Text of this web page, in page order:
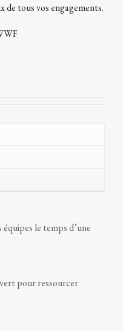
de tous vos engagements.
équipes le temps d’une
pour ressourcer